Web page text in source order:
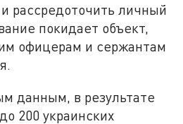
рассредоточить личный
покидает объект,
офицерам и сержантам
данным, в результате
200 украинских